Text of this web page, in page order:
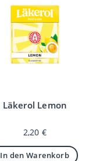
Läkerol Lemon
2,20 €
In den Warenkorb